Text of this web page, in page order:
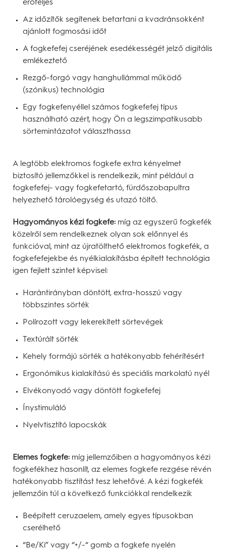
erőteljes
Az időzítők segítenek betartani a kvadránsokként
ajánlott fogmosási időt
A fogkefefej cseréjének esedékességét jelző digitális
emlékeztető
Rezgő-forgó vagy hanghullámmal működő
(szónikus) technológia
Egy fogkefenyéllel számos fogkefefej típus
használható azért, hogy Ön a legszimpatikusabb
sörtemintázatot választhassa
A legtöbb elektromos fogkefe extra kényelmet
biztosító jellemzőkkel is rendelkezik, mint például a
fogkefefej- vagy fogkefetartó, fürdőszobapultra
helyezhető tárolóegység és utazó töltő.
Hagyományos kézi fogkefe: míg az egyszerű fogkefék
közelről sem rendelkeznek olyan sok előnnyel és
funkcióval, mint az újratölthető elektromos fogkefék, a
fogkefefejekbe és nyélkialakításba épített technológia
igen fejlett szintet képvisel:
Harántirányban döntött, extra-hosszú vagy
többszintes sörték
Polírozott vagy lekerekített sörtevégek
Textúrált sörték
Kehely formájú sörték a hatékonyabb fehérítésért
Ergonómikus kialakítású és speciális markolatú nyél
Elvékonyodó vagy döntött fogkefefej
Ínystimuláló
Nyelvtisztító lapocskák
Elemes fogkefe: míg jellemzőiben a hagyományos kézi
fogkefékhez hasonlít, az elemes fogkefe rezgése révén
hatékonyabb tisztítást tesz lehetővé. A kézi fogkefék
jellemzőin túl a következő funkciókkal rendelkezik
Beépített ceruzaelem, amely egyes típusokban
cserélhető
“Be/Ki” vagy “+/-“ gomb a fogkefe nyelén